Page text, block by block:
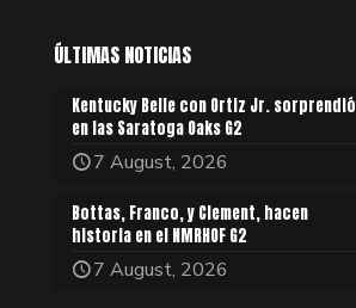
ÚLTIMAS NOTICIAS
Kentucky Belle con Ortiz Jr. sorprendió
en las Saratoga Oaks G2
7 August, 2026
Bottas, Franco, y Clement, hacen
historia en el NMRHOF G2
7 August, 2026